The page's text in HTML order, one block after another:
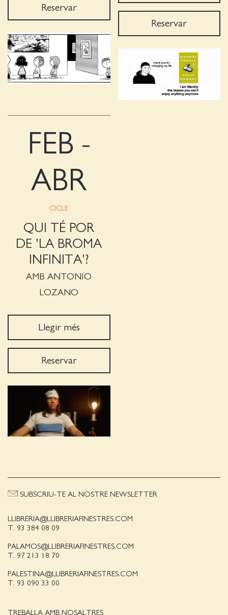
Reservar
Reservar
FEB -
ABR
CICLE
QUI TÉ POR
DE 'LA BROMA
INFINITA'?
AMB ANTONIO
LOZANO
Llegir més
Reservar
LLIBRERIA@LLIBRERIAFINESTRES.COM
T. 93 384 08 09
PALAMOS@LLIBRERIAFINESTRES.COM
T. 97 213 18 70
PALESTINA@LLIBRERIAFINESTRES.COM
T. 93 090 33 00
TREBALLA AMB NOSALTRES
SUBSCRIU-TE AL NOSTRE NEWSLETTER